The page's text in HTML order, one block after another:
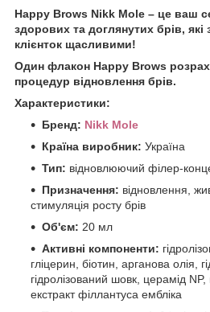
Happy Brows Nikk Mole – це ваш
здорових та доглянутих брів,
клієнток щасливими!
Один флакон Happy Brows
процедур відновлення брів.
Характеристики:
Бренд: Nikk Mole
Країна виробник: Україна
Тип: відновлюючий філер-
Призначення: відновлення,
стимуляція росту брів
Об'єм: 20 мл
Активні компоненти:
гліцерин, біотин, арганова олія,
гідролізований шовк, церамід NP,
екстракт філлантуса ембліка